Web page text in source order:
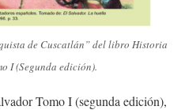
de Cuscatlán” del libro Historia
I (Segunda edición).
Tomo I (segunda edición),